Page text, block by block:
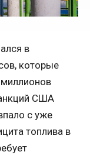
в
которые
США
с уже
топлива в